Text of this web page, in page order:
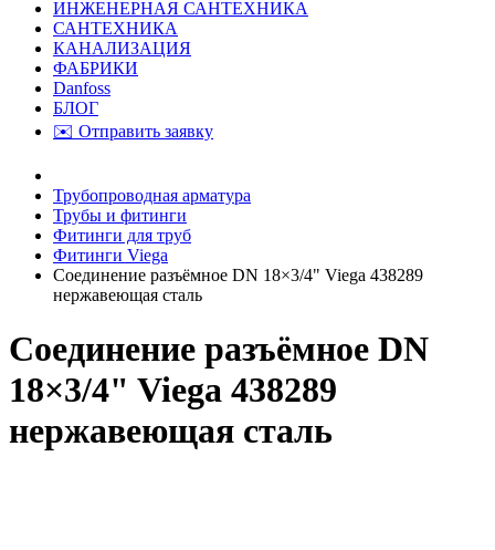
ИНЖЕНЕРНАЯ САНТЕХНИКА
САНТЕХНИКА
КАНАЛИЗАЦИЯ
ФАБРИКИ
Danfoss
БЛОГ
✉️ Отправить заявку
Трубопроводная арматура
Трубы и фитинги
Фитинги для труб
Фитинги Viega
Соединение разъёмное DN 18×3/4" Viega 438289
нержавеющая сталь
Соединение разъёмное DN
18×3/4" Viega 438289
нержавеющая сталь